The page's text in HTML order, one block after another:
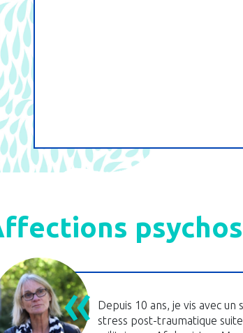
Depuis 10 ans, je vis avec un
stress post-traumatique